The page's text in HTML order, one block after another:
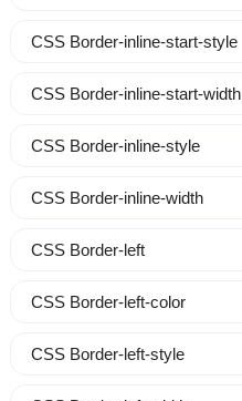
CSS Border-inline-start-style
CSS Border-inline-start-width
CSS Border-inline-style
CSS Border-inline-width
CSS Border-left
CSS Border-left-color
CSS Border-left-style